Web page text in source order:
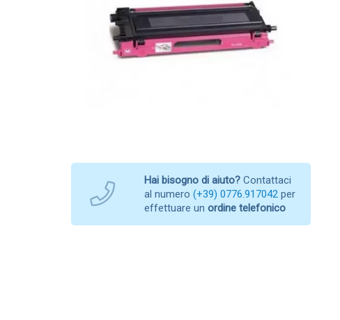
Hai bisogno di aiuto? Contattaci
al numero (+39) 0776.917042 per
effettuare un ordine telefonico